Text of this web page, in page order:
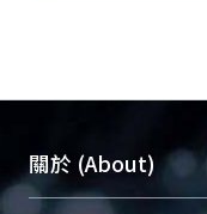
關於 (About)